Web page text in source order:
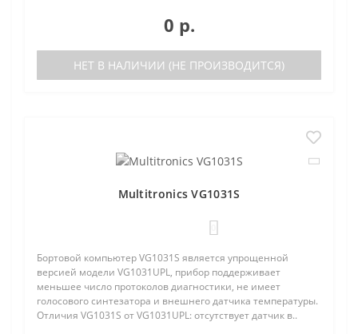
0 р.
НЕТ В НАЛИЧИИ (НЕ ПРОИЗВОДИТСЯ)
Multitronics VG1031S
Бортовой компьютер VG1031S является упрощенной
версией модели VG1031UPL, прибор поддерживает
меньшее число протоколов диагностики, не имеет
голосового синтезатора и внешнего датчика температуры.
Отличия VG1031S от VG1031UPL: отсутствует датчик в..